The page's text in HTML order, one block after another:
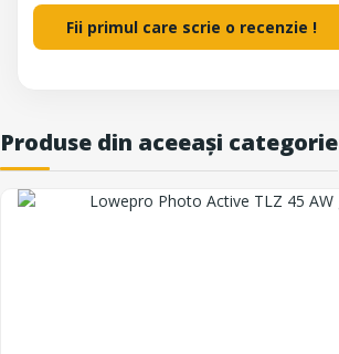
Fii primul care scrie o recenzie !
Produse din aceeași categorie